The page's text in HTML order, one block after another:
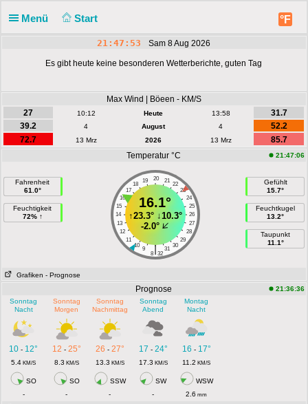
Menü Start °F
21:47:53 Sam 8 Aug 2026
Es gibt heute keine besonderen Wetterberichte, guten Tag
Max Wind | Böeen - KM/S
27
10:12 Heute 13:58
31.7
39.2
4 August 4
52.2
72.7
13 Mrz 2026 13 Mrz
85.7
Temperatur °C
21:47:06
Fahrenheit
61.0°
Feuchtigkeit
72% ↑
20
19 21
18
22
17
23
16
24
15
25
14
26
13
27
12
28
11
29
10
30
9 31
|
8 32
16.1°
↑23.3°↓10.3°
-2.0°
Gefühlt
15.7°
Feuchtkugel
13.2°
Taupunkt
11.1°
Grafiken - Prognose
Prognose
21:36:36
Sonntag
Nacht
Sonntag
Morgen
Sonntag
Nachmittag
Sonntag
Abend
Montag
Nacht
10 - 12° 12 - 25° 26 - 27° 17 - 24° 16 - 17°
5.4 KM/S 8.3 KM/S 13.3 KM/S 17.3 KM/S 11.2 KM/S
SO SO SSW SW
WSW
-
- - - 2.6 mm